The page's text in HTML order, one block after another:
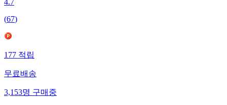
4.7
(67)
177적립
무료배송
3,153명구매중